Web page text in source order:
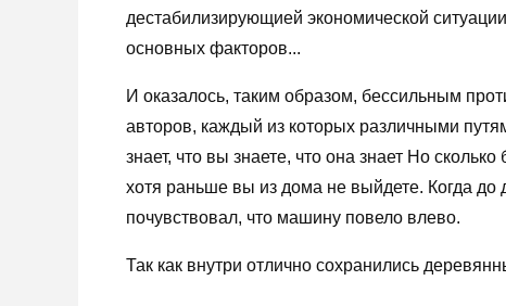
дестабилизирующией экономической
основных факторов...
И оказалось, таким образом, бессильным
авторов, каждый из которых различными
знает, что вы знаете, что она знает Но
хотя раньше вы из дома не выйдете. Когда до
почувствовал, что машину повело влево.
Так как внутри отлично сохранились